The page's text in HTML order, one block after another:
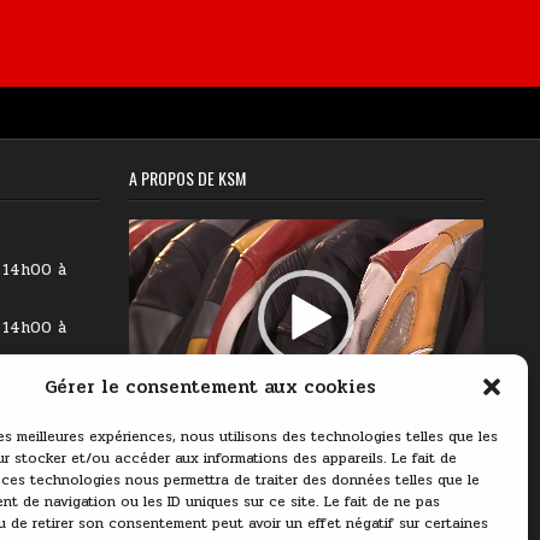
Gérer le consentement aux cookies
meilleures expériences, nous utilisons des technologies telles que les
stocker et/ou accéder aux informations des appareils. Le fait de
technologies nous permettra de traiter des données telles que le
de navigation ou les ID uniques sur ce site. Le fait de ne pas
de retirer son consentement peut avoir un effet négatif sur certaines
à
à
à
à
à
A PROPOS DE KSM
Lecteur
vidéo
00:00 03:11